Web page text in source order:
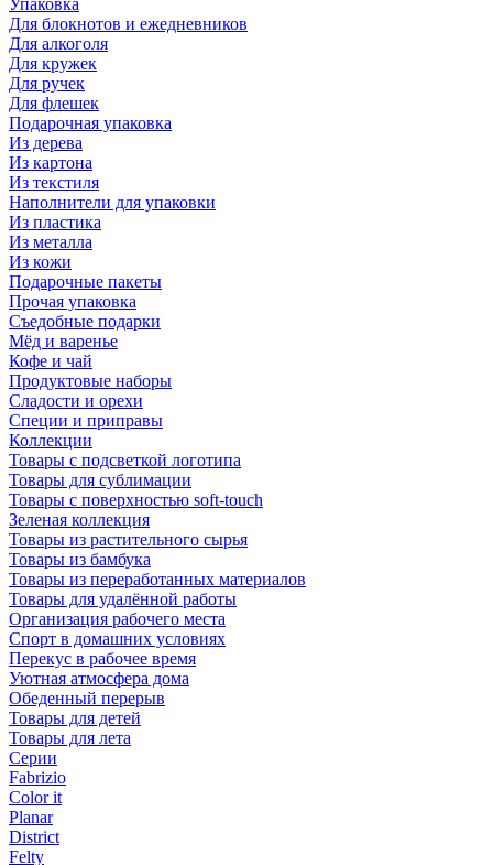
Упаковка
Для блокнотов и ежедневников
Для алкоголя
Для кружек
Для ручек
Для флешек
Подарочная упаковка
Из дерева
Из картона
Из текстиля
Наполнители для упаковки
Из пластика
Из металла
Из кожи
Подарочные пакеты
Прочая упаковка
Съедобные подарки
Мёд и варенье
Кофе и чай
Продуктовые наборы
Сладости и орехи
Специи и приправы
Коллекции
Товары с подсветкой логотипа
Товары для сублимации
Товары с поверхностью soft-touch
Зеленая коллекция
Товары из растительного сырья
Товары из бамбука
Товары из переработанных материалов
Товары для удалённой работы
Организация рабочего места
Спорт в домашних условиях
Перекус в рабочее время
Уютная атмосфера дома
Обеденный перерыв
Товары для детей
Товары для лета
Серии
Fabrizio
Color it
Planar
District
Felty